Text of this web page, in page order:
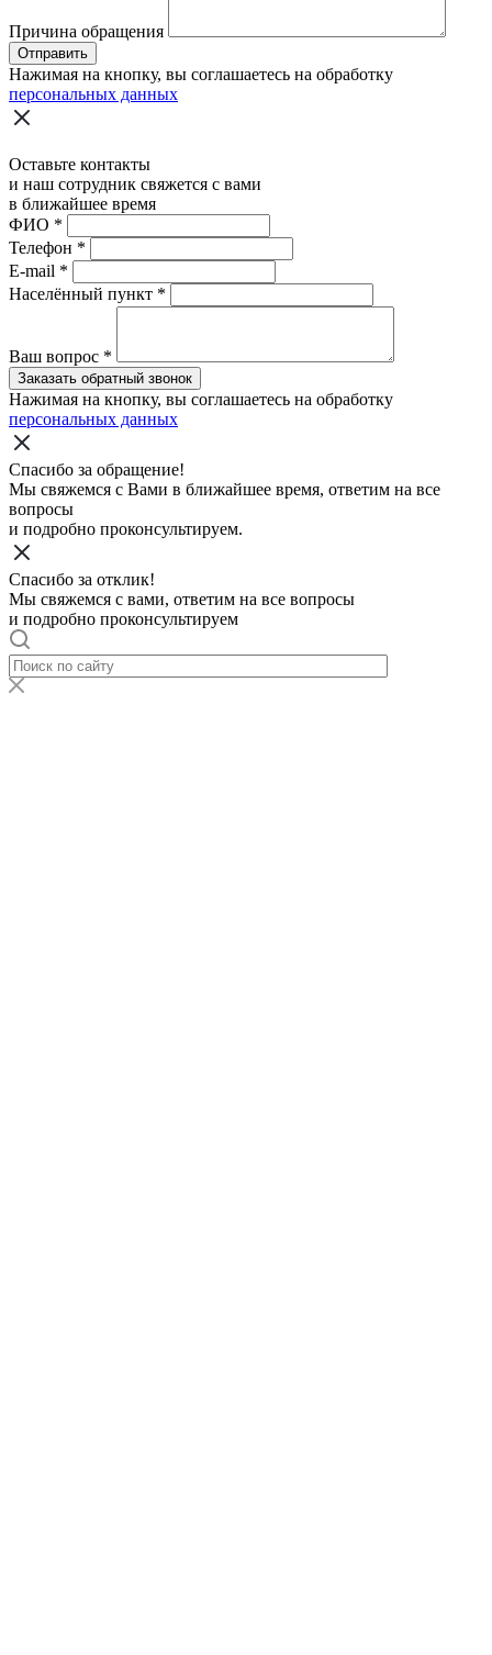
Причина обращения
Отправить
Нажимая на кнопку, вы соглашаетесь на обработку
персональных данных
Оставьте контакты
и наш сотрудник свяжется с вами
в ближайшее время
ФИО *
Телефон *
E-mail *
Населённый пункт *
Ваш вопрос *
Заказать обратный звонок
Нажимая на кнопку, вы соглашаетесь на обработку
персональных данных
Спасибо за обращение!
Мы свяжемся с Вами в ближайшее время, ответим на все
вопросы
и подробно проконсультируем.
Спасибо за отклик!
Мы свяжемся с вами, ответим на все вопросы
и подробно проконсультируем